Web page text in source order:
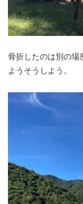
骨折したのは別の場
ようそうしよう。